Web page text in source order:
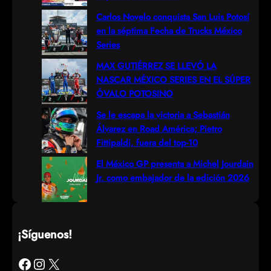
Carlos Novelo conquista San Luis Potosí
en la séptima Fecha de Trucks México
Series
MAX GUTIÉRREZ SE LLEVÓ LA
NASCAR MÉXICO SERIES EN EL SÚPER
ÓVALO POTOSINO
Se le escapa la victoria a Sebastián
Álvarez en Road América; Pietro
Fittipaldi, fuera del top-10
El México GP presenta a Michel Jourdain
Jr. como embajador de la edición 2026
¡Síguenos!
Facebook Instagram X